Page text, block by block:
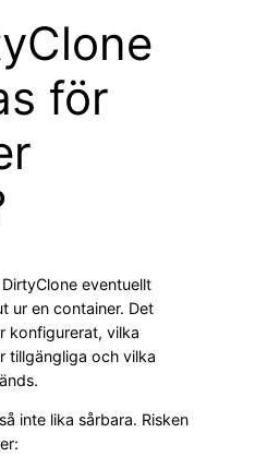
för
eventuellt
ur en container. Det
konfigurerat, vilka
tillgängliga och vilka
inte lika sårbara. Risken